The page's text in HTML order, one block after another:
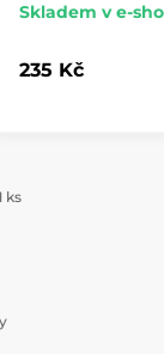
Skladem v e-
235 Kč
ks